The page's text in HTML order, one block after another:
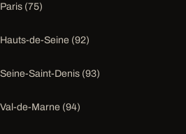
Paris (75)
Hauts-de-Seine (92)
Seine-Saint-Denis (93)
Val-de-Marne (94)